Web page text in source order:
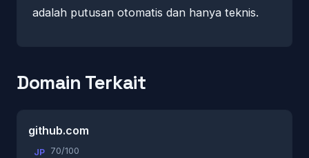
adalah putusan otomatis dan hanya teknis.
Domain Terkait
github.com
JP 70/100